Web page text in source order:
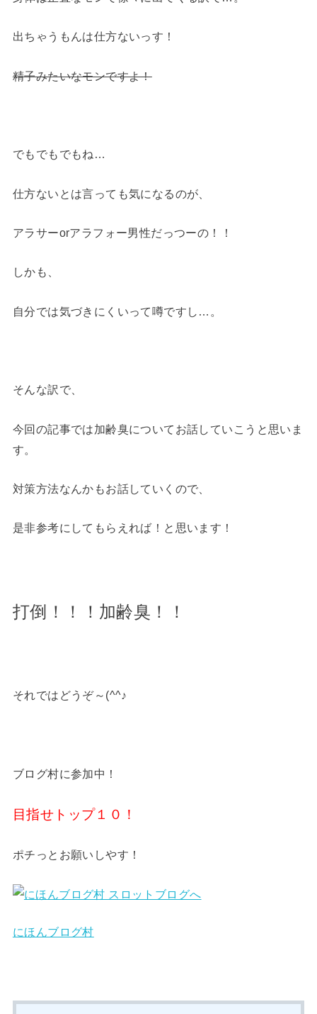
出ちゃうもんは仕方ないっす！
精子みたいなモンですよ！
でもでもでもね…
仕方ないとは言っても気になるのが、
アラサーorアラフォー男性だっつーの！！
しかも、
自分では気づきにくいって噂ですし…。
そんな訳で、
今回の記事では加齢臭についてお話していこうと思いま
す。
対策方法なんかもお話していくので、
是非参考にしてもらえれば！と思います！
打倒！！！加齢臭！！
それではどうぞ～(^^♪
ブログ村に参加中！
目指せトップ１０！
ポチっとお願いしやす！
にほんブログ村